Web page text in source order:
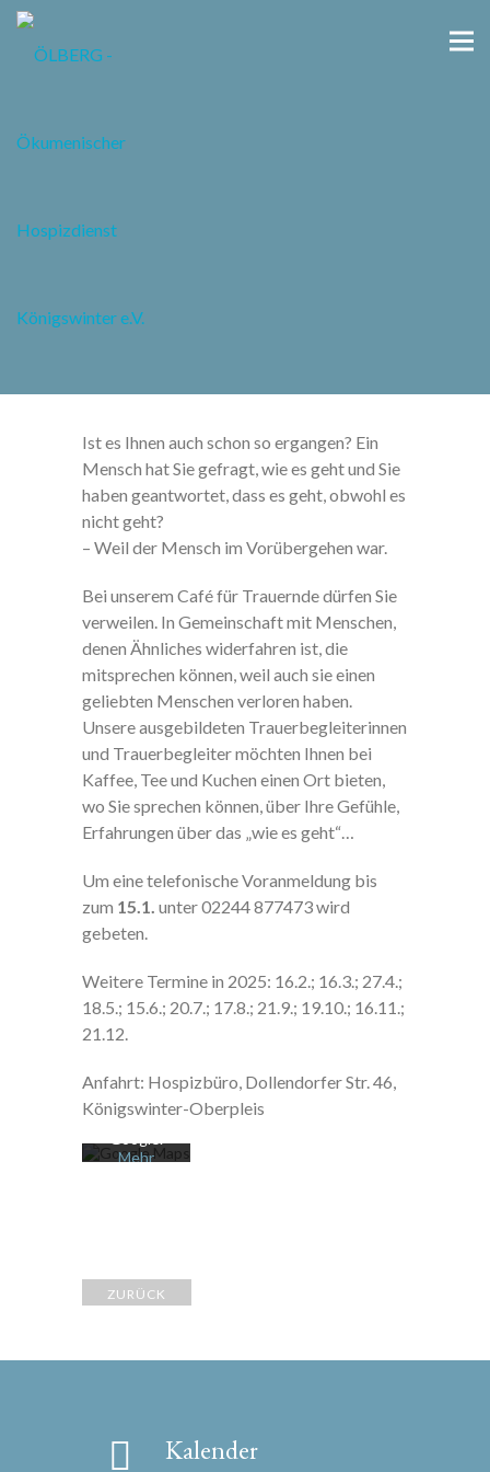
Ort der Begegnung
Ist es Ihnen auch schon so ergangen? Ein
Mensch hat Sie gefragt, wie es geht und Sie
haben geantwortet, dass es geht, obwohl es
nicht geht?
– Weil der Mensch im Vorübergehen war.
Bei unserem Café für Trauernde dürfen Sie
verweilen. In Gemeinschaft mit Menschen,
denen Ähnliches widerfahren ist, die
mitsprechen können, weil auch sie einen
geliebten Menschen verloren haben.
Unsere ausgebildeten Trauerbegleiterinnen
und Trauerbegleiter möchten Ihnen bei
Kaffee, Tee und Kuchen einen Ort bieten,
wo Sie sprechen können, über Ihre Gefühle,
Erfahrungen über das „wie es geht“…
Um eine telefonische Voranmeldung bis
zum 15.1. unter 02244 877473 wird
gebeten.
Weitere Termine in 2025: 16.2.; 16.3.; 27.4.;
18.5.; 15.6.; 20.7.; 17.8.; 21.9.; 19.10.; 16.11.;
21.12.
Anfahrt: Hospizbüro, Dollendorfer Str. 46,
Königswinter-Oberpleis
Mit dem
Laden der
Karte
akzeptiere
Datenschu
tzerklärung
von
Mehr
Google
Maps immer
ZURÜCK
Kalender